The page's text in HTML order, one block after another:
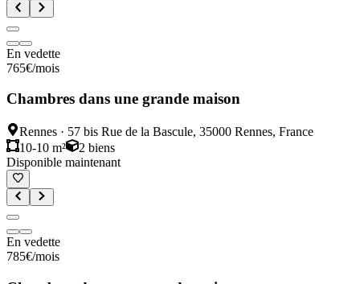
En vedette
765€/mois
Chambres dans une grande maison
Rennes · 57 bis Rue de la Bascule, 35000 Rennes, France
10-10 m²
2 biens
Disponible maintenant
En vedette
785€/mois